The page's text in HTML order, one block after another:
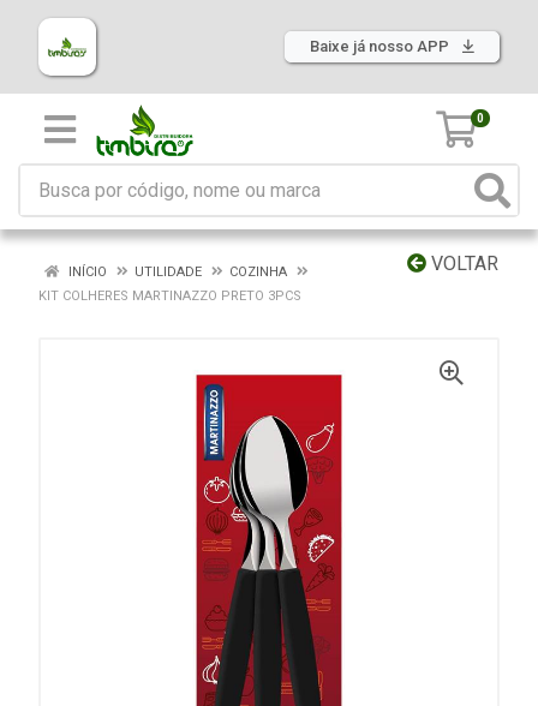
Baixe já nosso APP
0
VOLTAR
INÍCIO UTILIDADE
COZINHA
KIT COLHERES MARTINAZZO PRETO 3PCS